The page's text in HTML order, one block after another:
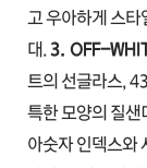
고 우아하게 스
대. 3. OFF-
트의 선글라스,
특한 모양의 질
아숫자 인덱스와